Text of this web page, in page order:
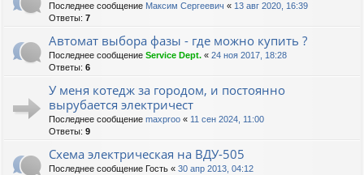
Последнее сообщение Максим Сергеевич « 13 авг 2020, 16:39
Ответы: 7
Автомат выбора фазы - где можно купить ?
Последнее сообщение Service Dept. « 24 ноя 2017, 18:28
Ответы: 6
У меня котедж за городом, и постоянно
вырубается электричест
Последнее сообщение maxproo « 11 сен 2024, 11:00
Ответы: 9
Схема электрическая на ВДУ-505
Последнее сообщение Гость « 30 апр 2013, 04:12